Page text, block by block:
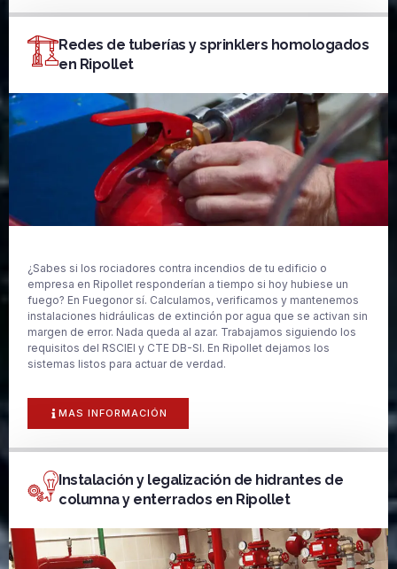
Redes de tuberías y sprinklers homologados
en Ripollet
¿Sabes si los rociadores contra incendios de tu edificio o
empresa en Ripollet responderían a tiempo si hoy hubiese un
fuego? En Fuegonor sí. Calculamos, verificamos y mantenemos
instalaciones hidráulicas de extinción por agua que se activan sin
margen de error. Nada queda al azar. Trabajamos siguiendo los
requisitos del RSCIEI y CTE DB-SI. En Ripollet dejamos los
sistemas listos para actuar de verdad.
MAS INFORMACIÓN
Instalación y legalización de hidrantes de
columna y enterrados en Ripollet